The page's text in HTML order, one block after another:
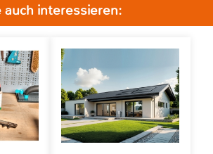
auch interessieren: